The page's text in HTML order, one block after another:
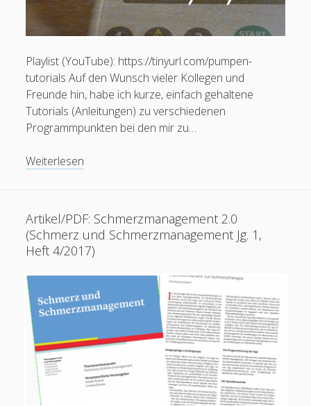
Alles zur Palliative Care
menu
Kontakt / Impressum
facebookinstagram
linkedinyoutubeemailsocial_icon_custom_1
Krankenpfleger
European Diploma in Pain Nursing (EFIC)
Pflegefachperson für Spezielle Schmerzpflege / Pain
Nurse Plus m. Ausz. (Dt. Schmerzges.)
Pflegefachperson p-e-ac® Ohrakupunktur
Mitgliedschaften
Playlist (YouTube): https://tinyurl.com/pumpen-
tutorials Auf den Wunsch vieler Kollegen und
Freunde hin, habe ich kurze, einfach gehaltene
Tutorials (Anleitungen) zu verschiedenen
Programmpunkten bei den mir zu…
Weiterlesen
Artikel/PDF: Schmerzmanagement 2.0
(Schmerz und Schmerzmanagement Jg. 1,
Heft 4/2017)